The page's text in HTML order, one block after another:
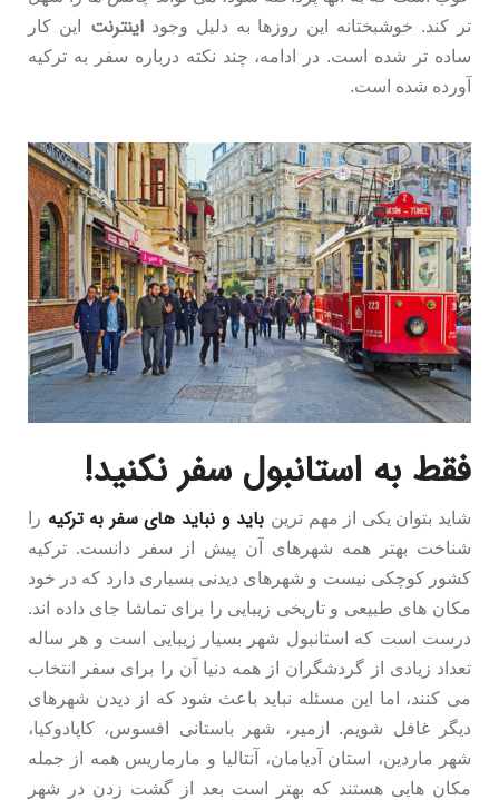
تر کند. خوشبختانه این روزها به دلیل وجوداینترنت
این کار
ساده تر شده است. در ادامه، چند نکته درباره سفر به ترکیه
آورده شده است.
فقط به استانبول سفر نکنید!
شاید بتوان یکی از مهم ترین باید و نباید های سفر به ترکیه را
شناخت بهتر همه شهرهای آن پیش از سفر دانست. ترکیه
کشور کوچکی نیست و شهرهای دیدنی بسیاری دارد که در خود
مکان های طبیعی و تاریخی زیبایی را برای تماشا جای داده اند.
درست است که استانبول شهر بسیار زیبایی است و هر ساله
تعداد زیادی از گردشگران از همه دنیا آن را برای سفر انتخاب
می کنند، اما این مسئله نباید باعث شود که از دیدن شهرهای
دیگر غافل شویم. ازمیر، شهر باستانی افسوس، کاپادوکیا،
شهر ماردین، استان آدیامان، آنتالیا و مارماریس همه از جمله
مکان هایی هستند که بهتر است بعد از گشت زدن در شهر